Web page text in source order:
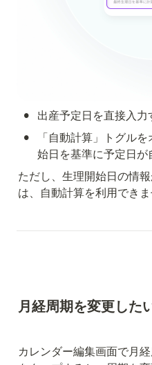
• 出産予定日を直接入力
•
「自動計算」トグル
始日を基準に予定日が
ただし、生理開始日の情
は、自動計算を利用できま
月経周期を変更した
カレンダー編集画面で月